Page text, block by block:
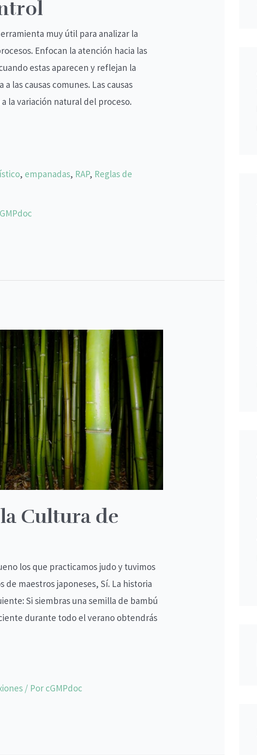
muy útil para analizar la
Enfocan la atención hacia las
estas aparecen y reflejan la
las causas comunes. Las causas
la variación natural del proceso.
, empanadas, RAP, Reglas de
Cultura de
los que practicamos judo y tuvimos
maestros japoneses, Sí. La historia
Si siembras una semilla de bambú
durante todo el verano obtendrás
/ Por cGMPdoc